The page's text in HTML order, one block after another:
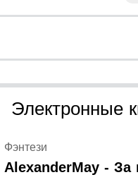
Электронные
Фэнтези
AlexanderMay - За